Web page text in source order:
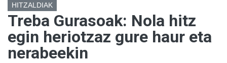
HITZALDIAK
Treba Gurasoak: Nola hitz
egin heriotzaz gure haur eta
nerabeekin